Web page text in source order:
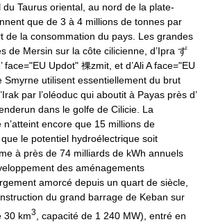
Taurus oriental, au nord de la plate-
que de 3 à 4 millions de tonnes par
de la consommation du pays. Les grandes
de Mersin sur la côte cilicienne, d’Ipra ず
Updot" 裸zmit, et d’Ali A face="EU
Smyrne utilisent essentiellement du brut
par l’oléoduc qui aboutit à Payas près d’
dans le golfe de Cilicie. La
n’atteint encore que 15 millions de
le potentiel hydroélectrique soit
à près de 74 milliards de kWh annuels
des aménagements
amorcé depuis un quart de siècle,
du grand barrage de Keban sur
30 km3
, capacité de 1 240 MW), entré en